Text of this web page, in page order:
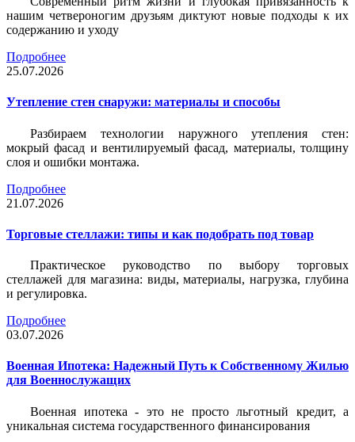
нашим четвероногим друзьям диктуют новые подходы к их
содержанию и уходу
Подробнее
25.07.2026
Утепление стен снаружи: материалы и способы
Разбираем технологии наружного утепления стен:
мокрый фасад и вентилируемый фасад, материалы, толщину
слоя и ошибки монтажа.
Подробнее
21.07.2026
Торговые стеллажи: типы и как подобрать под товар
Практическое руководство по выбору торговых
стеллажей для магазина: виды, материалы, нагрузка, глубина
и регулировка.
Подробнее
03.07.2026
Военная Ипотека: Надежный Путь к Собственному Жилью
для Военнослужащих
Военная ипотека - это не просто льготный кредит, а
уникальная система государственного финансирования